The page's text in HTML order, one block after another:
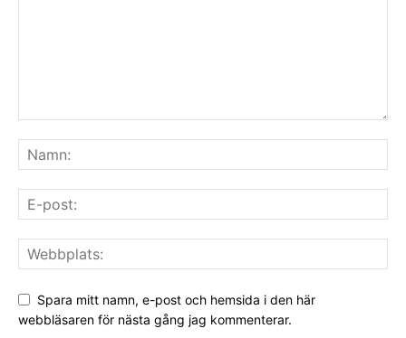
Spara mitt namn, e-post och hemsida i den här
webbläsaren för nästa gång jag kommenterar.